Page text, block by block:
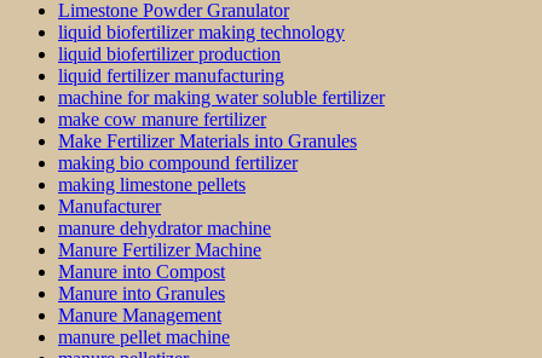
Limestone Powder Granulator
liquid biofertilizer making technology
liquid biofertilizer production
liquid fertilizer manufacturing
machine for making water soluble fertilizer
make cow manure fertilizer
Make Fertilizer Materials into Granules
making bio compound fertilizer
making limestone pellets
Manufacturer
manure dehydrator machine
Manure Fertilizer Machine
Manure into Compost
Manure into Granules
Manure Management
manure pellet machine